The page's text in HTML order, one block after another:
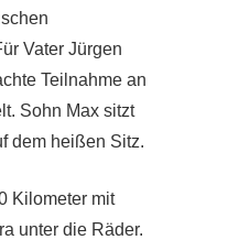
Vater Jürgen
Teilnahme an
Sohn Max sitzt
dem heißen Sitz.
Kilometer mit
unter die Räder.